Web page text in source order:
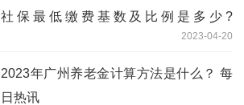
社保最低缴费基数及比例是多少?
2022~2023个人社保缴费标准表2023-04-20
2023年广州养老金计算方法是什么？ 每
日热讯